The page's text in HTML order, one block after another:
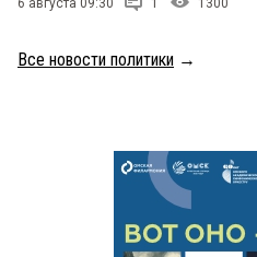
Все новости политики →